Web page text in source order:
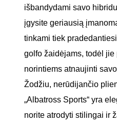
išbandydami savo
įgysite geriausią
tinkami tiek
golfo žaidėjams, todėl
norintiems atnaujinti
Žodžiu, nerūdijančio
„Albatross Sports“ yra
norite atrodyti stilingai ir